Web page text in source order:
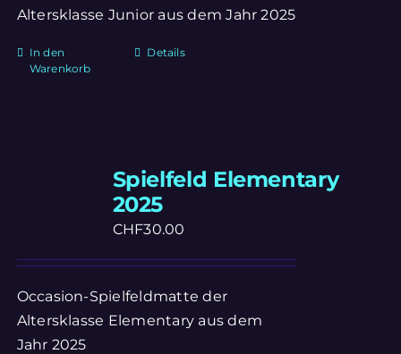
Altersklasse Junior aus dem Jahr 2025
In den
Warenkorb
Details
Spielfeld Elementary
2025
CHF30.00
Occasion-Spielfeldmatte der
Altersklasse Elementary aus dem
Jahr 2025